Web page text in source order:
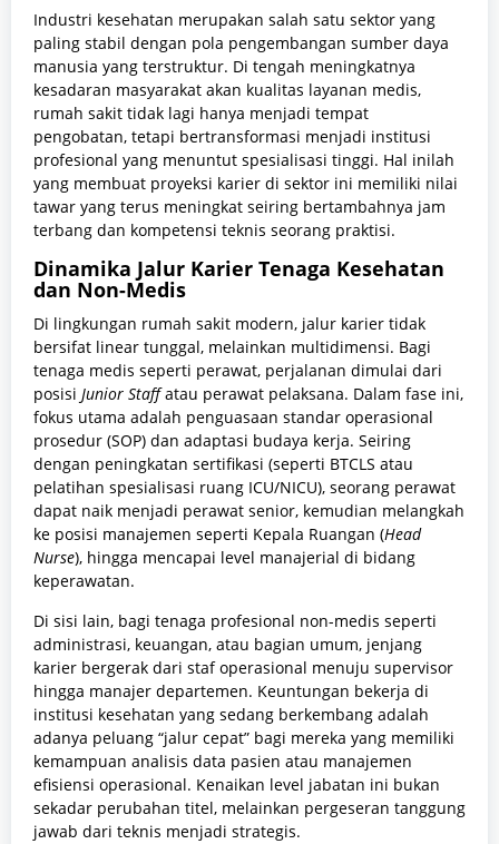
Industri kesehatan merupakan salah satu sektor yang
paling stabil dengan pola pengembangan sumber daya
manusia yang terstruktur. Di tengah meningkatnya
kesadaran masyarakat akan kualitas layanan medis,
rumah sakit tidak lagi hanya menjadi tempat
pengobatan, tetapi bertransformasi menjadi institusi
profesional yang menuntut spesialisasi tinggi. Hal inilah
yang membuat proyeksi karier di sektor ini memiliki nilai
tawar yang terus meningkat seiring bertambahnya jam
terbang dan kompetensi teknis seorang praktisi.
Dinamika Jalur Karier Tenaga Kesehatan
dan Non-Medis
Di lingkungan rumah sakit modern, jalur karier tidak
bersifat linear tunggal, melainkan multidimensi. Bagi
tenaga medis seperti perawat, perjalanan dimulai dari
posisi Junior Staffatau perawat pelaksana. Dalam fase ini,
fokus utama adalah penguasaan standar operasional
prosedur (SOP) dan adaptasi budaya kerja. Seiring
dengan peningkatan sertifikasi (seperti BTCLS atau
pelatihan spesialisasi ruang ICU/NICU), seorang perawat
dapat naik menjadi perawat senior, kemudian melangkah
ke posisi manajemen seperti Kepala Ruangan (Head
Nurse), hingga mencapai level manajerial di bidang
keperawatan.
Di sisi lain, bagi tenaga profesional non-medis seperti
administrasi, keuangan, atau bagian umum, jenjang
karier bergerak dari staf operasional menuju supervisor
hingga manajer departemen. Keuntungan bekerja di
institusi kesehatan yang sedang berkembang adalah
adanya peluang “jalur cepat” bagi mereka yang memiliki
kemampuan analisis data pasien atau manajemen
efisiensi operasional. Kenaikan level jabatan ini bukan
sekadar perubahan titel, melainkan pergeseran tanggung
jawab dari teknis menjadi strategis.